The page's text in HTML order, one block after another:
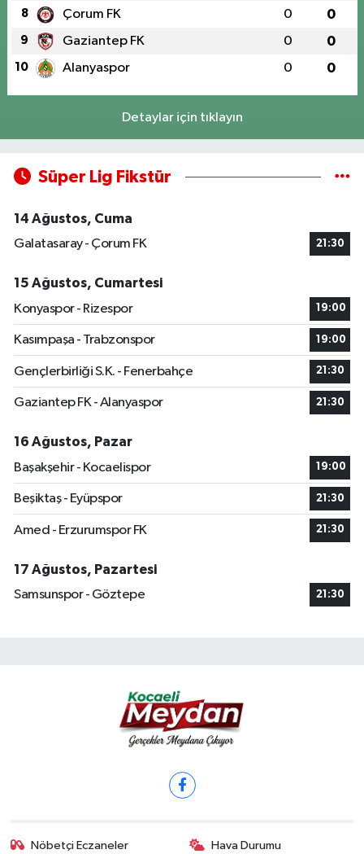
8 Çorum FK 0 0
9 Gaziantep FK 0 0
10 Alanyaspor 0 0
Detaylar için tıklayın
Süper Lig Fikstür
14 Ağustos, Cuma
Galatasaray - Çorum FK
21:30
15 Ağustos, Cumartesi
Konyaspor - Rizespor
19:00
Kasımpaşa - Trabzonspor 19:00
Gençlerbirliği S.K. - Fenerbahçe 21:30
Gaziantep FK - Alanyaspor 21:30
16 Ağustos, Pazar
Başakşehir - Kocaelispor
19:00
Beşiktaş - Eyüpspor 21:30
Amed - Erzurumspor FK 21:30
17 Ağustos, Pazartesi
Samsunspor - Göztepe
21:30
Nöbetçi Eczaneler Hava Durumu